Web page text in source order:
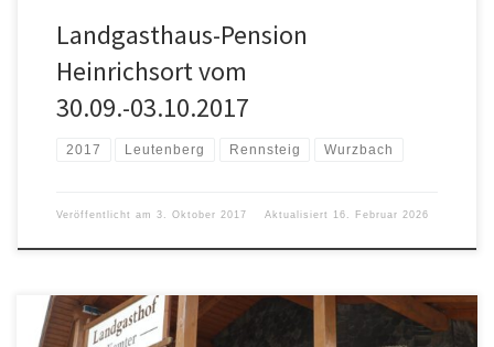
Landgasthaus-Pension
Heinrichsort vom
30.09.-03.10.2017
2017 Leutenberg Rennsteig Wurzbach
Veröffentlicht am 3. Oktober 2017 Aktualisiert 16. Februar 2026